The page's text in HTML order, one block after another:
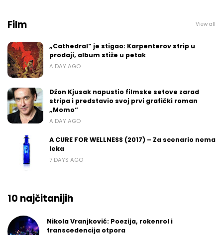
Film View all
„Cathedral“ je stigao: Karpenterov strip u
prodaji, album stiže u petak
A DAY AGO
Džon Kjusak napustio filmske setove zarad
stripa i predstavio svoj prvi grafički roman
„Momo“
A DAY AGO
A CURE FOR WELLNESS (2017) – Za scenario nema
leka
7 DAYS AGO
10 najčitanijih
Nikola Vranjković: Poezija, rokenrol i
transcedencija otpora